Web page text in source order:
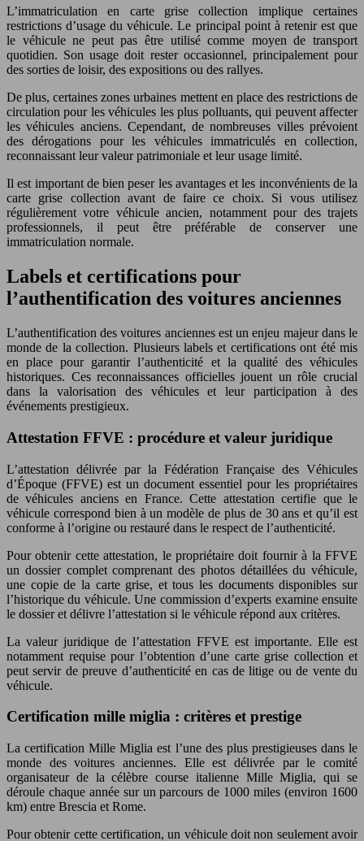
L’immatriculation en carte grise collection implique certaines
restrictions d’usage du véhicule. Le principal point à retenir est que
le véhicule ne peut pas être utilisé comme moyen de transport
quotidien. Son usage doit rester occasionnel, principalement pour
des sorties de loisir, des expositions ou des rallyes.
De plus, certaines zones urbaines mettent en place des restrictions de
circulation pour les véhicules les plus polluants, qui peuvent affecter
les véhicules anciens. Cependant, de nombreuses villes prévoient
des dérogations pour les véhicules immatriculés en collection,
reconnaissant leur valeur patrimoniale et leur usage limité.
Il est important de bien peser les avantages et les inconvénients de la
carte grise collection avant de faire ce choix. Si vous utilisez
régulièrement votre véhicule ancien, notamment pour des trajets
professionnels, il peut être préférable de conserver une
immatriculation normale.
Labels et certifications pour
l’authentification des voitures anciennes
L’authentification des voitures anciennes est un enjeu majeur dans le
monde de la collection. Plusieurs labels et certifications ont été mis
en place pour garantir l’authenticité et la qualité des véhicules
historiques. Ces reconnaissances officielles jouent un rôle crucial
dans la valorisation des véhicules et leur participation à des
événements prestigieux.
Attestation FFVE : procédure et valeur juridique
L’attestation délivrée par la Fédération Française des Véhicules
d’Époque (FFVE) est un document essentiel pour les propriétaires
de véhicules anciens en France. Cette attestation certifie que le
véhicule correspond bien à un modèle de plus de 30 ans et qu’il est
conforme à l’origine ou restauré dans le respect de l’authenticité.
Pour obtenir cette attestation, le propriétaire doit fournir à la FFVE
un dossier complet comprenant des photos détaillées du véhicule,
une copie de la carte grise, et tous les documents disponibles sur
l’historique du véhicule. Une commission d’experts examine ensuite
le dossier et délivre l’attestation si le véhicule répond aux critères.
La valeur juridique de l’attestation FFVE est importante. Elle est
notamment requise pour l’obtention d’une carte grise collection et
peut servir de preuve d’authenticité en cas de litige ou de vente du
véhicule.
Certification mille miglia : critères et prestige
La certification Mille Miglia est l’une des plus prestigieuses dans le
monde des voitures anciennes. Elle est délivrée par le comité
organisateur de la célèbre course italienne Mille Miglia, qui se
déroule chaque année sur un parcours de 1000 miles (environ 1600
km) entre Brescia et Rome.
Pour obtenir cette certification, un véhicule doit non seulement avoir